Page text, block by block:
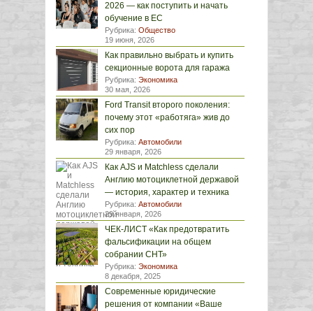
2026 — как поступить и начать
обучение в ЕС
Рубрика: Общество
19 июня, 2026
Как правильно выбрать и купить
секционные ворота для гаража
Рубрика: Экономика
30 мая, 2026
Ford Transit второго поколения:
почему этот «работяга» жив до
сих пор
Рубрика: Автомобили
29 января, 2026
Как AJS и Matchless сделали
Англию мотоциклетной державой
— история, характер и техника
Рубрика: Автомобили
29 января, 2026
ЧЕК-ЛИСТ «Как предотвратить
фальсификации на общем
собрании СНТ»
Рубрика: Экономика
8 декабря, 2025
Современные юридические
решения от компании «Ваше